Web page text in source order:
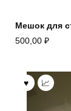
Мешок для
500,00 ₽